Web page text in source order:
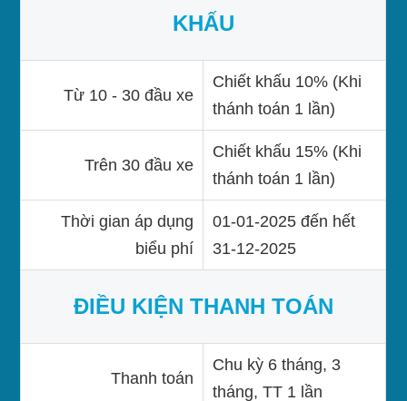
KHẤU
Từ 10 - 30 đầu xe
Chiết khấu 10% (Khi
thánh toán 1 lần)
Trên 30 đầu xe
Chiết khấu 15% (Khi
thánh toán 1 lần)
Thời gian áp dụng
biểu phí
01-01-2025 đến hết
31-12-2025
ĐIỀU KIỆN THANH TOÁN
Thanh toán
Chu kỳ 6 tháng, 3
tháng, TT 1 lần